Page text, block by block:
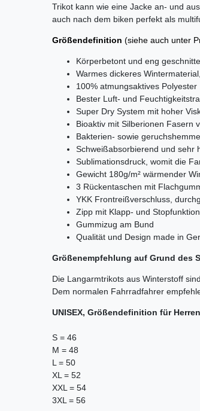
Trikot kann wie eine Jacke an- und
auch nach dem biken perfekt als
Größendefinition (siehe auch unter
Körperbetont und eng
Warmes dickeres
100% atmungsaktives Polyester
Bester Luft- und
Super Dry System mit hoher
Bioaktiv mit Silberionen Fasern
Bakterien- sowie
Schweißabsorbierend und sehr
Sublimationsdruck, womit die
Gewicht 180g/m² wärmender
3 Rückentaschen mit
YKK Frontreißverschluss,
Zipp mit Klapp- und Stopfunktion
Gummizug am Bund
Qualität und Design made in
Größenempfehlung auf Grund des
Die Langarmtrikots aus Winterstoff
Dem normalen Fahrradfahrer
UNISEX, Größendefinition für
S = 46
M = 48
L = 50
XL = 52
XXL = 54
3XL = 56